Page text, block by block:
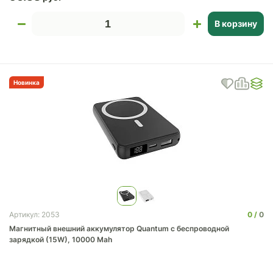
В корзину
Новинка
Артикул: 2053 0
0
Магнитный внешний аккумулятор Quantum с беспроводной
зарядкой (15W), 10000 Mah